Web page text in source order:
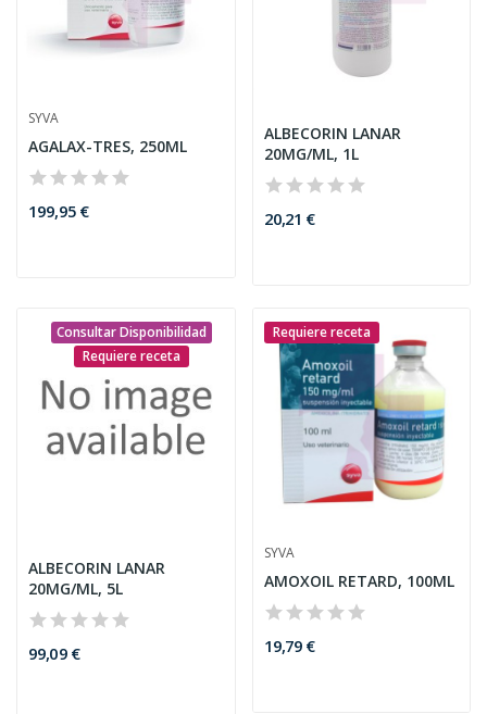
SYVA
AGALAX-TRES, 250ML
199,95 €
ALBECORIN LANAR
20MG/ML, 1L
20,21 €
Consultar Disponibilidad
Requiere receta
ALBECORIN LANAR
20MG/ML, 5L
99,09 €
Requiere receta
SYVA
AMOXOIL RETARD, 100ML
19,79 €